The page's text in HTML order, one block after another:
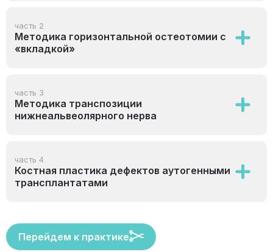
часть 2
Методика горизонтальной остеотомии с
«вкладкой»
часть 3
Методика транспозиции
нижнеальвеолярного нерва
часть 4
Костная пластика дефектов аутогенными
трансплантатами
Перейдем к практике